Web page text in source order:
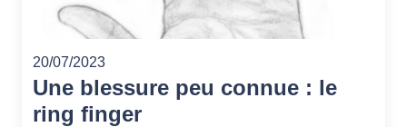
20/07/2023
Une blessure peu connue : le
ring finger